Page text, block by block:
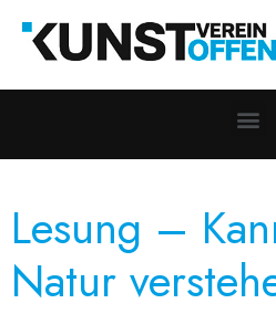
Lesung –
Natur